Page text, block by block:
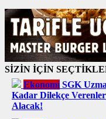
SİZİN İÇİN
Ekonomi SGK
Kadar Dilekçe
Alacak!